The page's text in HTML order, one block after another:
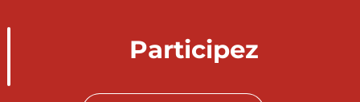
Participez